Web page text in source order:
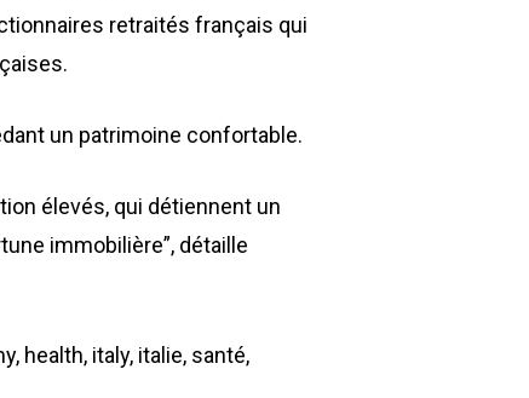
retraités français qui
un patrimoine confortable.
élevés, qui détiennent un
immobilière”, détaille